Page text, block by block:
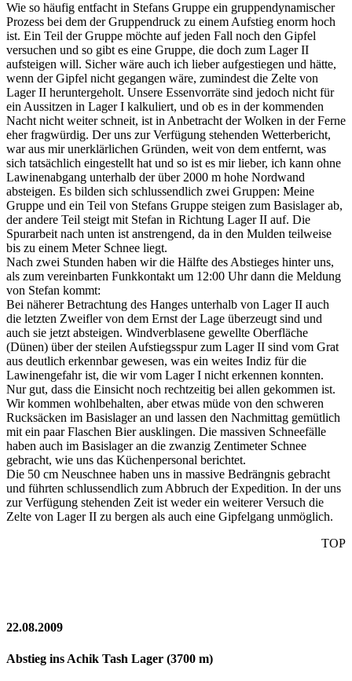
Wie so häufig entfacht in Stefans Gruppe ein gruppendynamischer
Prozess bei dem der Gruppendruck zu einem Aufstieg enorm hoch
ist. Ein Teil der Gruppe möchte auf jeden Fall noch den Gipfel
versuchen und so gibt es eine Gruppe, die doch zum Lager II
aufsteigen will. Sicher wäre auch ich lieber aufgestiegen und hätte,
wenn der Gipfel nicht gegangen wäre, zumindest die Zelte von
Lager II heruntergeholt. Unsere Essenvorräte sind jedoch nicht für
ein Aussitzen in Lager I kalkuliert, und ob es in der kommenden
Nacht nicht weiter schneit, ist in Anbetracht der Wolken in der Ferne
eher fragwürdig. Der uns zur Verfügung stehenden Wetterbericht,
war aus mir unerklärlichen Gründen, weit von dem entfernt, was
sich tatsächlich eingestellt hat und so ist es mir lieber, ich kann ohne
Lawinenabgang unterhalb der über 2000 m hohe Nordwand
absteigen. Es bilden sich schlussendlich zwei Gruppen: Meine
Gruppe und ein Teil von Stefans Gruppe steigen zum Basislager ab,
der andere Teil steigt mit Stefan in Richtung Lager II auf. Die
Spurarbeit nach unten ist anstrengend, da in den Mulden teilweise
bis zu einem Meter Schnee liegt.
Nach zwei Stunden haben wir die Hälfte des Abstieges hinter uns,
als zum vereinbarten Funkkontakt um 12:00 Uhr dann die Meldung
von Stefan kommt:
Bei näherer Betrachtung des Hanges unterhalb von Lager II auch
die letzten Zweifler von dem Ernst der Lage überzeugt sind und
auch sie jetzt absteigen. Windverblasene gewellte Oberfläche
(Dünen) über der steilen Aufstiegsspur zum Lager II sind vom Grat
aus deutlich erkennbar gewesen, was ein weites Indiz für die
Lawinengefahr ist, die wir vom Lager I nicht erkennen konnten.
Nur gut, dass die Einsicht noch rechtzeitig bei allen gekommen ist.
Wir kommen wohlbehalten, aber etwas müde von den schweren
Rucksäcken im Basislager an und lassen den Nachmittag gemütlich
mit ein paar Flaschen Bier ausklingen. Die massiven Schneefälle
haben auch im Basislager an die zwanzig Zentimeter Schnee
gebracht, wie uns das Küchenpersonal berichtet.
Die 50 cm Neuschnee haben uns in massive Bedrängnis gebracht
und führten schlussendlich zum Abbruch der Expedition. In der uns
zur Verfügung stehenden Zeit ist weder ein weiterer Versuch die
Zelte von Lager II zu bergen als auch eine Gipfelgang unmöglich.
TOP
22.08.2009
Abstieg ins Achik Tash Lager (3700 m)